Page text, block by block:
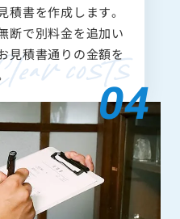
積書を作成します。
断で別料金を追加い
見積書通りの金額を